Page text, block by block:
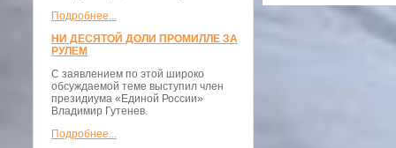
Подробнее...
НИ ДЕСЯТОЙ ДОЛИ ПРОМИЛЛЕ ЗА
РУЛЕМ
С заявлением по этой широко
обсуждаемой теме выступил член
президиума «Единой России»
Владимир Гутенев.
Подробнее...